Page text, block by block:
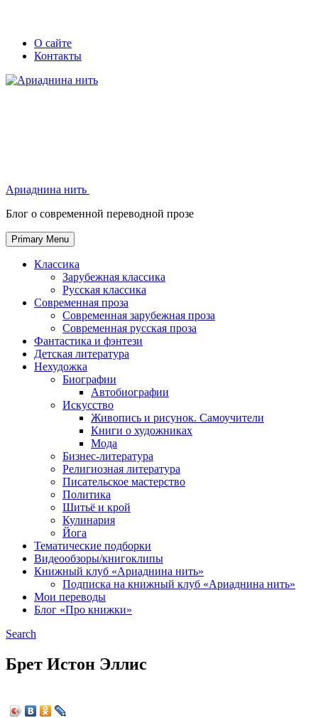
Skip
Secondary
left
navigation
Secondary
right
navigation
О сайте
Контакты
Ариаднина нить
Блог о современной переводной прозе
Primary Menu
Классика
Зарубежная классика
Русская классика
Современная проза
Современная зарубежная проза
Современная русская проза
Фантастика и фэнтези
Детская литература
Нехудожка
Биографии
Автобиографии
Искусство
Живопись и рисунок. Самоучители
Книги о художниках
Мода
Бизнес-литература
Религиозная литература
Писательское мастерство
Политика
Шитьё и крой
Кулинария
Йога
Тематические подборки
Видеообзоры/книгоклипы
Книжный клуб «Ариаднина нить»
Подписка на книжный клуб «Ариаднина нить»
Мои переводы
Блог «Про книжки»
Search
Брет Истон Эллис